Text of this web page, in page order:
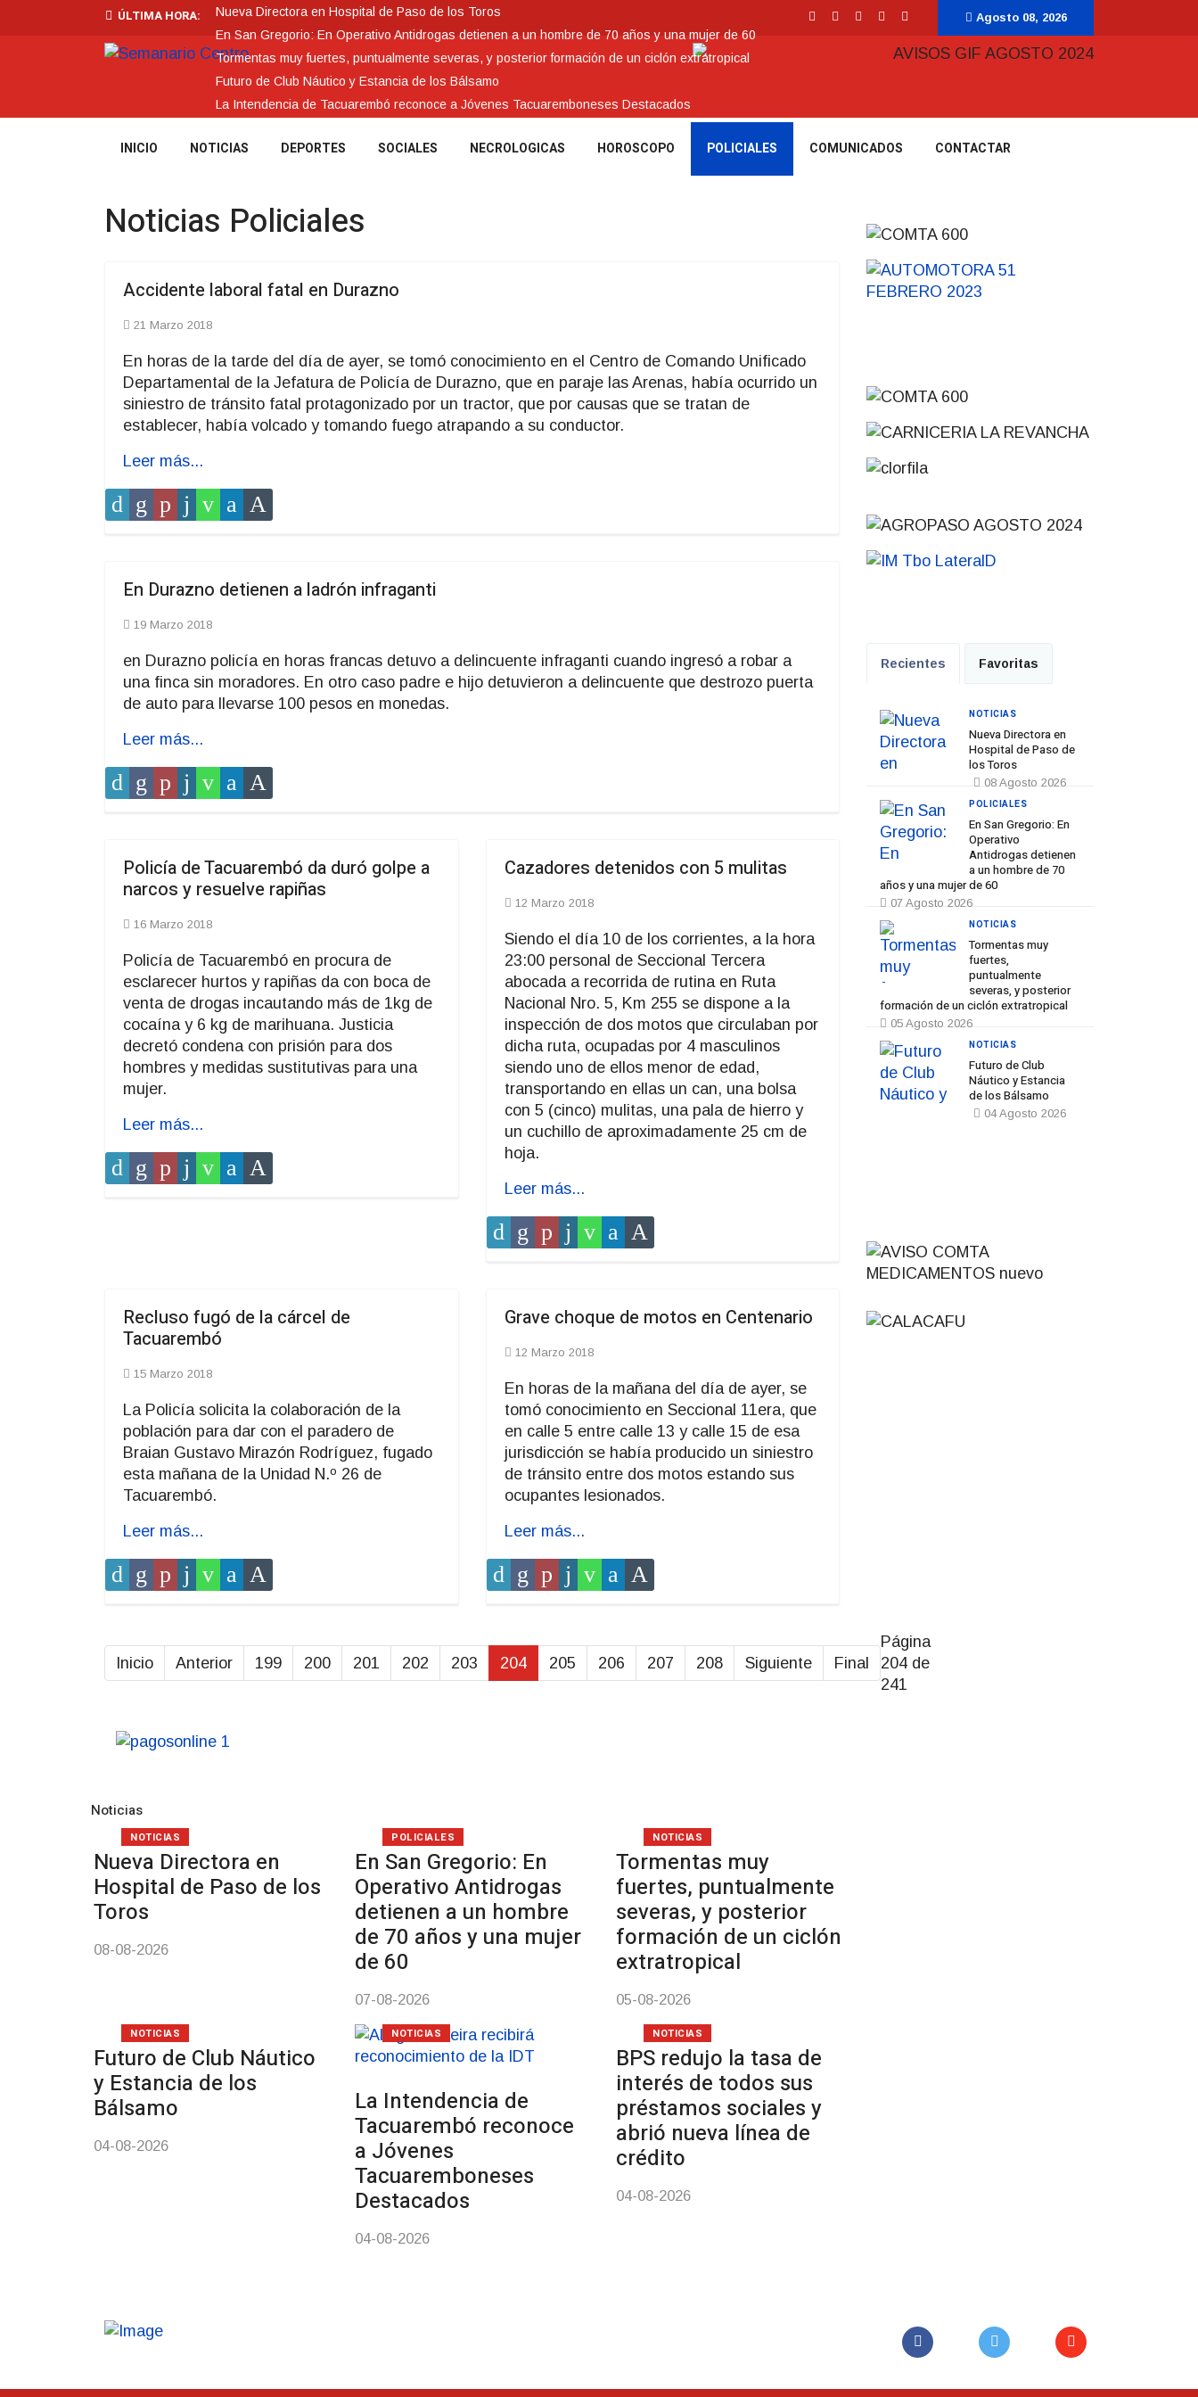
ÚLTIMA HORA:
Nueva Directora en Hospital de Paso de los Toros
En San Gregorio: En Operativo Antidrogas detienen a un hombre de 70 años y una mujer de 60
Tormentas muy fuertes, puntualmente severas, y posterior formación de un ciclón extratropical
Futuro de Club Náutico y Estancia de los Bálsamo
La Intendencia de Tacuarembó reconoce a Jóvenes Tacuaremboneses Destacados
Agosto 08, 2026
INICIO NOTICIAS DEPORTES SOCIALES NECROLOGICAS HOROSCOPO POLICIALES COMUNICADOS CONTACTAR
Noticias Policiales
Accidente laboral fatal en Durazno
21 Marzo 2018
En horas de la tarde del día de ayer, se tomó conocimiento en el Centro de Comando Unificado
Departamental de la Jefatura de Policía de Durazno, que en paraje las Arenas, había ocurrido un
siniestro de tránsito fatal protagonizado por un tractor, que por causas que se tratan de
establecer, había volcado y tomando fuego atrapando a su conductor.
Leer más...
En Durazno detienen a ladrón infraganti
19 Marzo 2018
en Durazno policía en horas francas detuvo a delincuente infraganti cuando ingresó a robar a
una finca sin moradores. En otro caso padre e hijo detuvieron a delincuente que destrozo puerta
de auto para llevarse 100 pesos en monedas.
Leer más...
Policía de Tacuarembó da duró golpe a
narcos y resuelve rapiñas
16 Marzo 2018
Policía de Tacuarembó en procura de
esclarecer hurtos y rapiñas da con boca de
venta de drogas incautando más de 1kg de
cocaína y 6 kg de marihuana. Justicia
decretó condena con prisión para dos
hombres y medidas sustitutivas para una
mujer.
Leer más...
Cazadores detenidos con 5 mulitas
12 Marzo 2018
Siendo el día 10 de los corrientes, a la hora
23:00 personal de Seccional Tercera
abocada a recorrida de rutina en Ruta
Nacional Nro. 5, Km 255 se dispone a la
inspección de dos motos que circulaban por
dicha ruta, ocupadas por 4 masculinos
siendo uno de ellos menor de edad,
transportando en ellas un can, una bolsa
con 5 (cinco) mulitas, una pala de hierro y
un cuchillo de aproximadamente 25 cm de
hoja.
Leer más...
Recluso fugó de la cárcel de
Tacuarembó
15 Marzo 2018
La Policía solicita la colaboración de la
población para dar con el paradero de
Braian Gustavo Mirazón Rodríguez, fugado
esta mañana de la Unidad N.º 26 de
Tacuarembó.
Leer más...
Grave choque de motos en Centenario
12 Marzo 2018
En horas de la mañana del día de ayer, se
tomó conocimiento en Seccional 11era, que
en calle 5 entre calle 13 y calle 15 de esa
jurisdicción se había producido un siniestro
de tránsito entre dos motos estando sus
ocupantes lesionados.
Leer más...
Inicio Anterior 199 200 201 202 203 204 205 206 207 208 Siguiente Final
Página
204 de
241
Noticias
Nueva Directora en
Hospital de Paso de los
Toros
08-08-2026
NOTICIAS
En San Gregorio: En
Operativo Antidrogas
detienen a un hombre
de 70 años y una mujer
de 60
07-08-2026
POLICIALES
Tormentas muy
fuertes, puntualmente
severas, y posterior
formación de un ciclón
extratropical
05-08-2026
NOTICIAS
Futuro de Club Náutico
y Estancia de los
Bálsamo
04-08-2026
NOTICIAS
La Intendencia de
Tacuarembó reconoce
a Jóvenes
Tacuaremboneses
Destacados
04-08-2026
NOTICIAS
BPS redujo la tasa de
interés de todos sus
préstamos sociales y
abrió nueva línea de
crédito
04-08-2026
NOTICIAS
Recientes Favoritas
Nueva Directora en
Hospital de Paso de
los Toros
08 Agosto 2026
NOTICIAS
En San Gregorio: En
Operativo
Antidrogas detienen
a un hombre de 70
años y una mujer de 60
07 Agosto 2026
POLICIALES
Tormentas muy
fuertes,
puntualmente
severas, y posterior
formación de un ciclón extratropical
05 Agosto 2026
NOTICIAS
Futuro de Club
Náutico y Estancia
de los Bálsamo
04 Agosto 2026
NOTICIAS